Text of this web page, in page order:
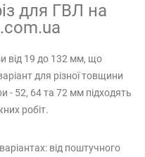
для ГВЛ на
від 19 до 132 мм, що
для різної товщини
- 52, 64 та 72 мм підходять
робіт.
від поштучного